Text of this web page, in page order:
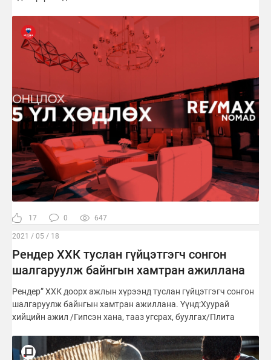
17 0 647
2021 / 05 / 18
Рендер ХХК туслан гүйцэтгэгч сонгон
шалгаруулж байнгын хамтран ажиллана
Рендер” ХХК доорх ажлын хүрээнд туслан гүйцэтгэгч сонгон
шалгаруулж байнгын хамтран ажиллана. Үүнд:Хуурай
хийцийн ажил /Гипсэн хана, тааз угсрах, буулгах/Плита